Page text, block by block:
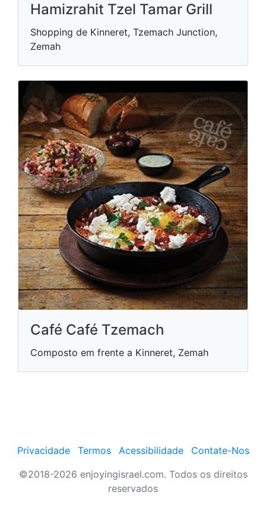
Hamizrahit Tzel Tamar Grill
Shopping de Kinneret, Tzemach Junction,
Zemah
Café Café Tzemach
Composto em frente a Kinneret, Zemah
Privacidade Termos Acessibilidade
Contate-Nos
©2018-2026 enjoyingisrael.com. Todos os direitos
reservados